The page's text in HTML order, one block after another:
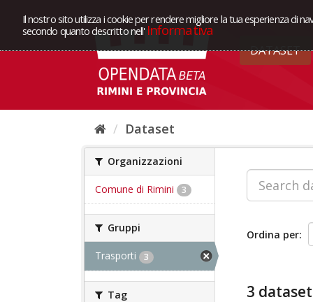
Il nostro sito utilizza i cookie per rendere migliore la tua esperienza di
secondo quanto descritto nell' Informativa
DATASET
Dataset
Organizzazioni
Comune di Rimini 3
Gruppi
Trasporti 3
Tag
Ordina per
3